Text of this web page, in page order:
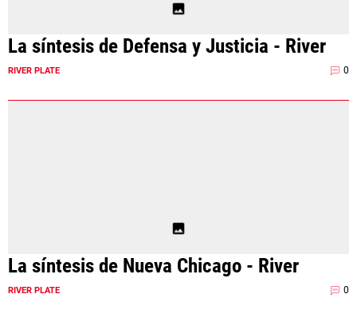
La síntesis de Defensa y Justicia - River
RIVER PLATE 0
La síntesis de Nueva Chicago - River
RIVER PLATE 0